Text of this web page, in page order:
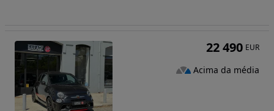
22 490 EUR
Acima da média